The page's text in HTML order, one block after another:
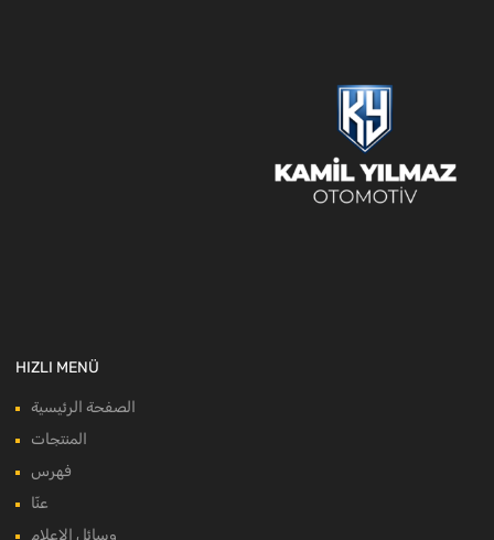
HIZLI MENÜ
الصفحة الرئيسية
المنتجات
فهرس
عنّا
وسائل الإعلام